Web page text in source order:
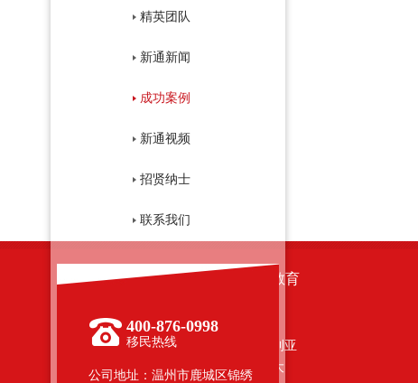
精英团队
新通新闻
成功案例
新通视频
招贤纳士
联系我们
400-876-0998
移民热线
公司地址：温州市鹿城区锦绣
移民国家
加拿大
美国
圣基茨
留学教育
澳大利亚
加拿大